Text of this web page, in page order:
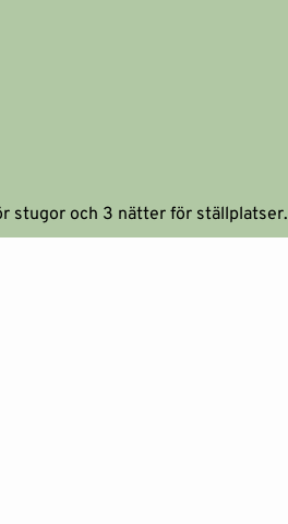
stugor och 3 nätter för ställplatser.